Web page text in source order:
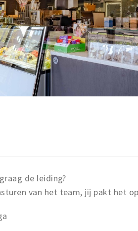
de leiding?
van het team, jij pakt het